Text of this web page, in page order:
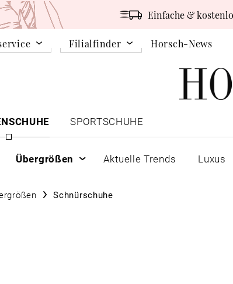
Einfache &
Filialfinder Horsch-News
SPORTSCHUHE
Übergrößen Aktuelle Trends Luxus
Schnürschuhe